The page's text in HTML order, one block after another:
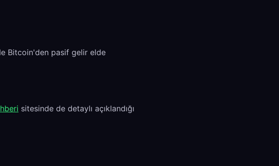
Bitcoin'den pasif gelir elde
sitesinde de detaylı açıklandığı